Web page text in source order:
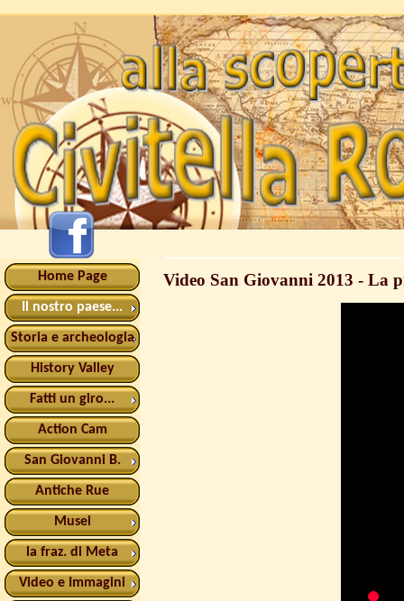
Home Page
Il nostro paese...
Storia e archeologia
History Valley
Fatti un giro...
Action Cam
San Giovanni B.
Antiche Rue
Musei
la fraz. di Meta
Video e Immagini
Video San Giovanni 2013 - La